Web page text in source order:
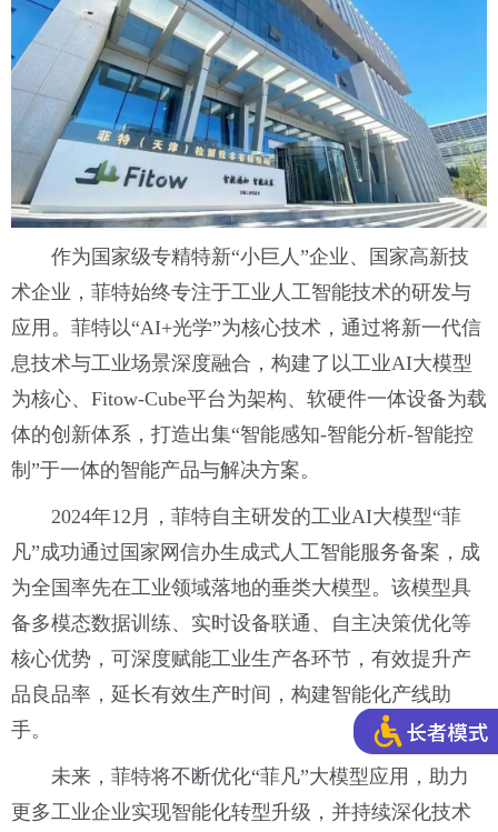
作为国家级专精特新“小巨人”企业、国家高新技
术企业，菲特始终专注于工业人工智能技术的研发与
应用。菲特以“AI+光学”为核心技术，通过将新一代信
息技术与工业场景深度融合，构建了以工业AI大模型
为核心、Fitow-Cube平台为架构、软硬件一体设备为载
体的创新体系，打造出集“智能感知-智能分析-智能控
制”于一体的智能产品与解决方案。
2024年12月，菲特自主研发的工业AI大模型“菲
凡”成功通过国家网信办生成式人工智能服务备案，成
为全国率先在工业领域落地的垂类大模型。该模型具
备多模态数据训练、实时设备联通、自主决策优化等
核心优势，可深度赋能工业生产各环节，有效提升产
品良品率，延长有效生产时间，构建智能化产线助
手。
未来，菲特将不断优化“菲凡”大模型应用，助力
更多工业企业实现智能化转型升级，并持续深化技术